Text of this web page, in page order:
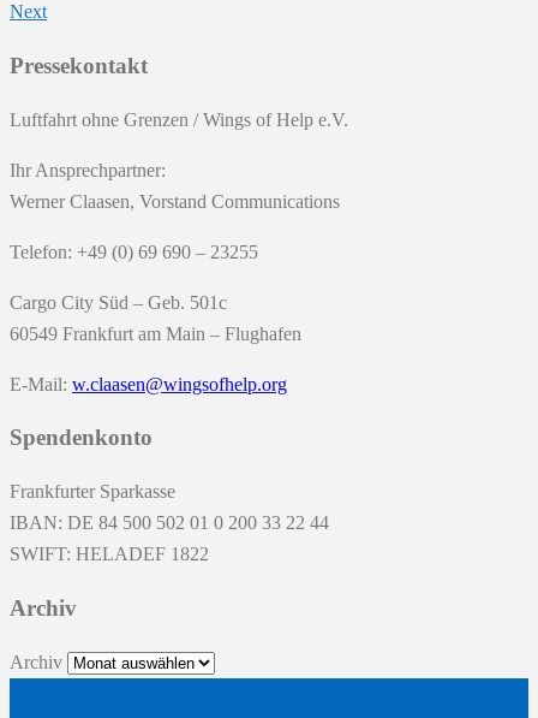
Next
Pressekontakt
Luftfahrt ohne Grenzen / Wings of Help e.V.
Ihr Ansprechpartner:
Werner Claasen, Vorstand Communications
Telefon: +49 (0) 69 690 – 23255
Cargo City Süd – Geb. 501c
60549 Frankfurt am Main – Flughafen
E-Mail: w.claasen@wingsofhelp.org
Spendenkonto
Frankfurter Sparkasse
IBAN: DE 84 500 502 01 0 200 33 22 44
SWIFT: HELADEF 1822
Archiv
Archiv